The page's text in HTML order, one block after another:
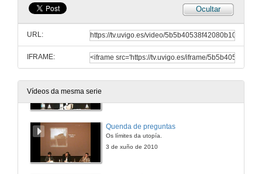
Ocultar
URL:
IFRAME:
Vídeos da mesma serie
3 de xuño de 2010
Quenda de preguntas
Os límites da utopía.
3 de xuño de 2010